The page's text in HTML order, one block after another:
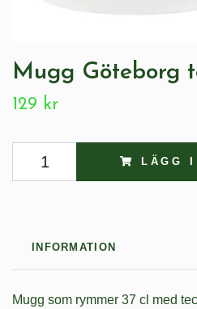
Mugg Göteborg
129 kr
LÄGG I
INFORMATION
Mugg som rymmer 37 cl med